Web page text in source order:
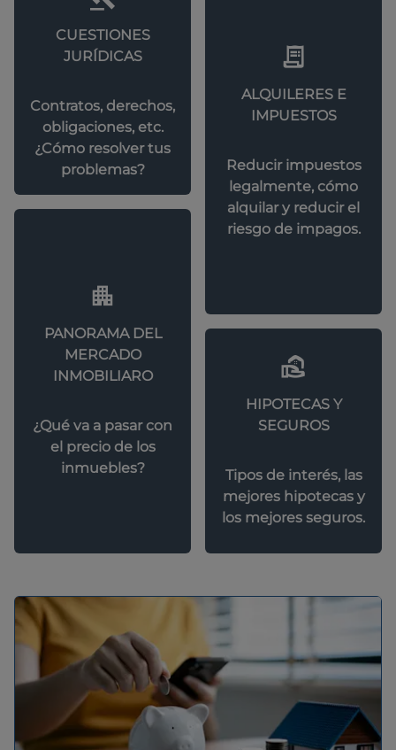
CUESTIONES
JURÍDICAS
Contratos, derechos,
obligaciones, etc.
¿Cómo resolver tus
problemas?
ALQUILERES E
IMPUESTOS
Reducir impuestos
legalmente, cómo
alquilar y reducir el
riesgo de impagos.
PANORAMA DEL
MERCADO
INMOBILIARO
¿Qué va a pasar con
el precio de los
inmuebles?
HIPOTECAS Y
SEGUROS
Tipos de interés, las
mejores hipotecas y
los mejores seguros.